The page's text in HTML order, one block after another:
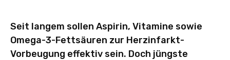
Seit langem sollen Aspirin, Vitamine sowie
Omega-3-Fettsäuren zur Herzinfarkt-
Vorbeugung effektiv sein. Doch jüngste